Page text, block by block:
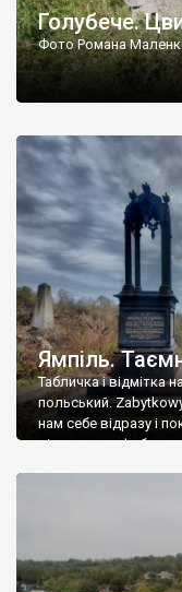
Голубече.
Фото Романа
Ямпіль.
Табличка і відмітка
польський.
нам себе відразу і
віднести до